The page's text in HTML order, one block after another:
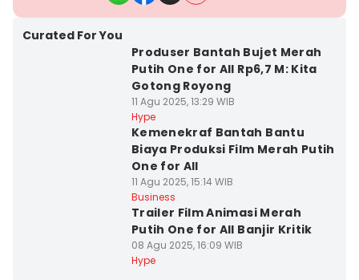
Curated For You
Produser Bantah Bujet Merah
Putih One for All Rp6,7 M: Kita
Gotong Royong
11 Agu 2025, 13:29 WIB
Hype
Kemenekraf Bantah Bantu
Biaya Produksi Film Merah Putih
One for All
11 Agu 2025, 15:14 WIB
Business
Trailer Film Animasi Merah
Putih One for All Banjir Kritik
08 Agu 2025, 16:09 WIB
Hype